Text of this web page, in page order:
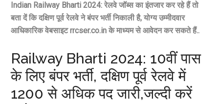
Indian Railway Bharti 2024: रेलवे जॉब्स का इंतजार कर रहे हैं तो
बता दें कि दक्षिण पूर्व रेलवे ने बंपर भर्ती निकाली है, योग्य उम्मीदवार
आधिकारिक वेबसाइट rrcser.co.in के माध्यम से आवेदन कर सकते हैं..
Railway Bharti 2024: 10वीं पास
के लिए बंपर भर्ती, दक्षिण पूर्व रेलवे में
1200 से अधिक पद जारी,जल्दी करें